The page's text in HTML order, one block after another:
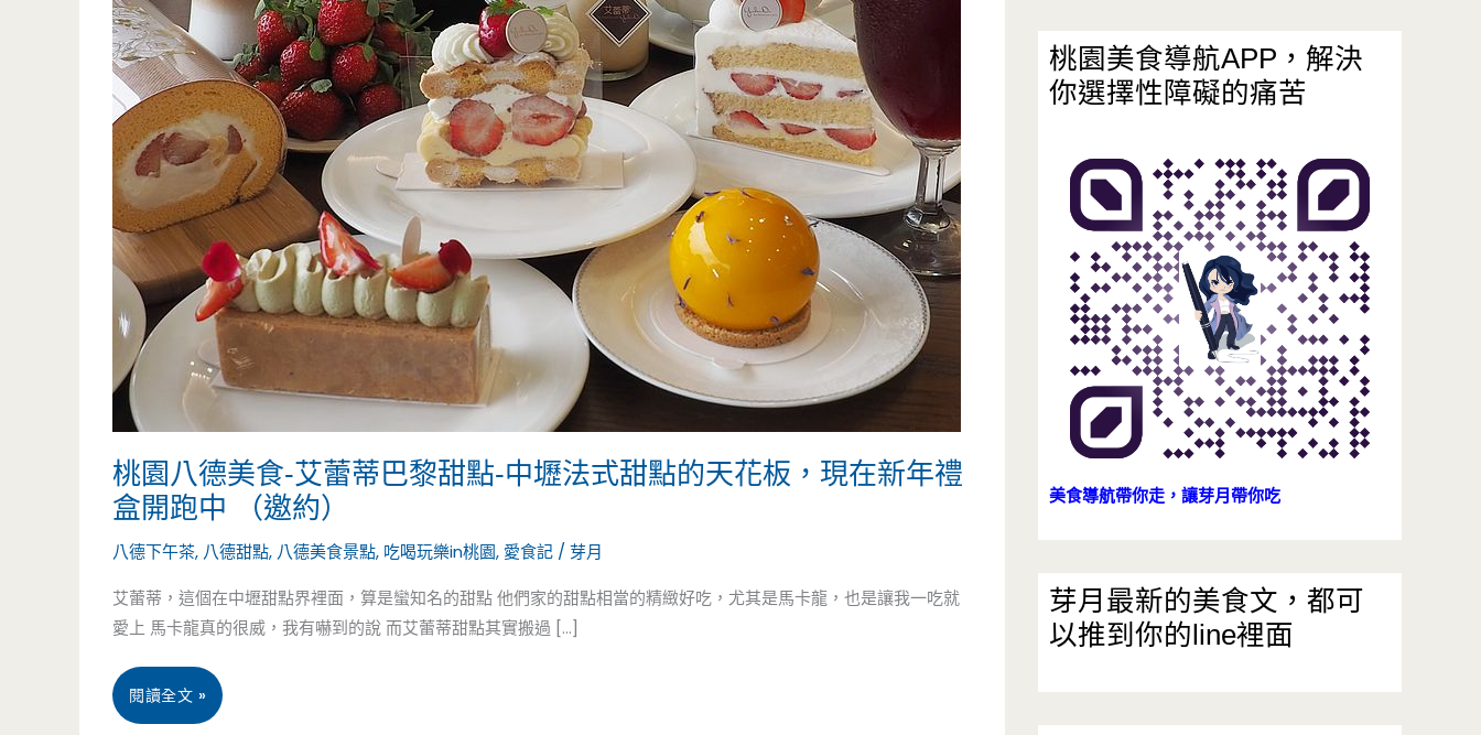
桃園八德美食-艾蕾蒂巴黎甜點-中壢法式甜點的天花板，現在新年禮
盒開跑中 （邀約）
八德下午茶, 八德甜點, 八德美食景點, 吃喝玩樂in桃園, 愛食記 /芽月
艾蕾蒂，這個在中壢甜點界裡面，算是蠻知名的甜點 他們家的甜點相當的精緻好吃，尤其是馬卡龍，也是讓我一吃就
愛上 馬卡龍真的很威，我有嚇到的說 而艾蕾蒂甜點其實搬過 […]
桃
閱讀全文 »
桃園美食導航APP，解決
你選擇性障礙的痛苦
美食導航帶你走，讓芽月帶你吃
芽月最新的美食文，都可
以推到你的line裡面